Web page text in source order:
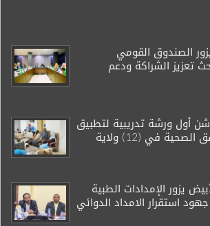
الصندوق القومي
تعزيز الشراكة ودعم
أول ورشة تدريبية لتطبيق
يزور الإمدادات الطبية
استقرار الامداد الدوائي